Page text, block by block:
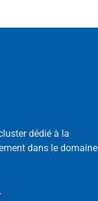
dédié à la
dans le domaine